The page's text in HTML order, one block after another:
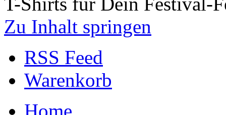
Zu Inhalt springen
RSS Feed
Warenkorb